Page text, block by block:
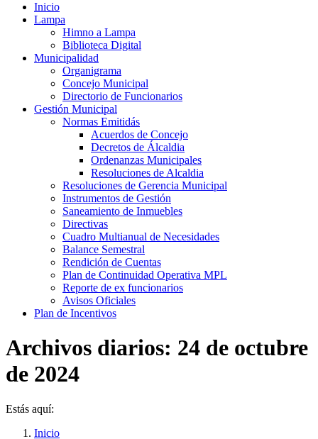
Inicio
Lampa
Himno a Lampa
Biblioteca Digital
Municipalidad
Organigrama
Concejo Municipal
Directorio de Funcionarios
Gestión Municipal
Normas Emitidás
Acuerdos de Concejo
Decretos de Álcaldia
Ordenanzas Municipales
Resoluciones de Alcaldia
Resoluciones de Gerencia Municipal
Instrumentos de Gestión
Saneamiento de Inmuebles
Directivas
Cuadro Multianual de Necesidades
Balance Semestral
Rendición de Cuentas
Plan de Continuidad Operativa MPL
Reporte de ex funcionarios
Avisos Oficiales
Plan de Incentivos
Archivos diarios: 24 de octubre
de 2024
Estás aquí:
Inicio